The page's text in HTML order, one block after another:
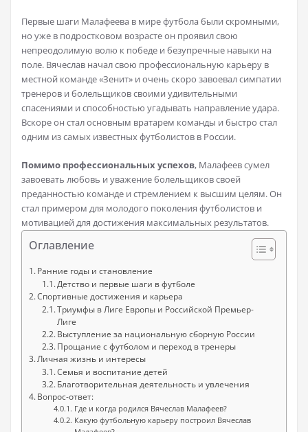
Первые шаги Малафеева в мире футбола были скромными,
но уже в подростковом возрасте он проявил свою
непреодолимую волю к победе и безупречные навыки на
поле. Вячеслав начал свою профессиональную карьеру в
местной команде «Зенит» и очень скоро завоевал симпатии
тренеров и болельщиков своими удивительными
спасениями и способностью угадывать направление удара.
Вскоре он стал основным вратарем команды и быстро стал
одним из самых известных футболистов в России.
Помимо профессиональных успехов, Малафеев сумел
завоевать любовь и уважение болельщиков своей
преданностью команде и стремлением к высшим целям. Он
стал примером для молодого поколения футболистов и
мотивацией для достижения максимальных результатов.
Оглавление
Ранние годы и становление
Детство и первые шаги в футболе
Спортивные достижения и карьера
Триумфы в Лиге Европы и Российской Премьер-
Лиге
Выступление за национальную сборную России
Прощание с футболом и переход в тренеры
Личная жизнь и интересы
Семья и воспитание детей
Благотворительная деятельность и увлечения
Вопрос-ответ:
Где и когда родился Вячеслав Малафеев?
Какую футбольную карьеру построил Вячеслав